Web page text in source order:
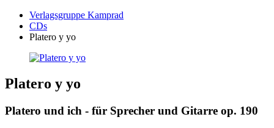
Verlagsgruppe Kamprad
CDs
Platero y yo
Platero y yo
Platero und ich - für Sprecher und Gitarre op. 190